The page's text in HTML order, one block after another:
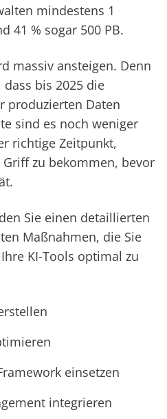
mindestens 1
41 % sogar 500 PB.
massiv ansteigen. Denn
bis 2025 die
produzierten Daten
sind es noch weniger
richtige Zeitpunkt,
zu bekommen, bevor
Sie einen detaillierten
Maßnahmen, die Sie
KI-Tools optimal zu
einsetzen
integrieren